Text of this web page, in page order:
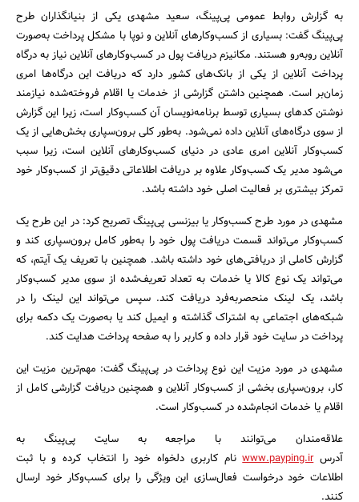
جستجو
به گزارش روابط عمومی پی‌پینگ، سعید مشهدی یکی از بنیانگذاران طرح
پی‌پینگ گفت: بسیاری از کسب‌وکارهای آنلاین و نوپا با مشکل پرداخت به‌صورت
آنلاین روبه‌رو هستند. مکانیزم دریافت پول در کسب‌وکارهای آنلاین نیاز به درگاه
پرداخت آنلاین از یکی از بانک‌های کشور دارد که دریافت این درگاه‌ها امری
زمان‌بر است. همچنین داشتن گزارشی از خدمات یا اقلام فروخته‌شده نیازمند
نوشتن کدهای بسیاری توسط برنامه‌نویسان آن کسب‌وکار است، زیرا این گزارش
از سوی درگاه‌های آنلاین داده نمی‌شود. به‌طور کلی برون‌سپاری بخش‌هایی از یک
کسب‌وکار آنلاین امری عادی در دنیای کسب‌وکارهای آنلاین است، زیرا سبب
می‌شود مدیر یک کسب‌وکار علاوه بر دریافت اطلاعاتی دقیق‌تر از کسب‌وکار خود
تمرکز بیشتری بر فعالیت اصلی خود داشته باشد.
مشهدی در مورد طرح کسب‌وکار یا بیزنسی پی‌پینگ تصریح کرد: در این طرح یک
کسب‌وکار می‌تواند قسمت دریافت پول خود را به‌طور کامل برون‌سپاری کند و
گزارش کاملی از دریافتی‌های خود داشته باشد. همچنین با تعریف یک آیتم، که
می‌تواند یک نوع کالا یا خدمات به تعداد تعریف‌شده از سوی مدیر کسب‌وکار
باشد، یک لینک منحصربه‌فرد دریافت کند. سپس می‌تواند این لینک را در
شبکه‌های اجتماعی به اشتراک گذاشته و ایمیل کند یا به‌صورت یک دکمه برای
پرداخت در سایت خود قرار داده و کاربر را به صفحه پرداخت هدایت کند.
مشهدی در مورد مزیت این نوع پرداخت در پی‌پینگ گفت: مهم‌ترین مزیت این
کار، برون‌سپاری بخشی از کسب‌وکار آنلاین و همچنین دریافت گزارشی کامل از
اقلام یا خدمات انجام‌شده در کسب‌وکار است.
علاقه‌مندان می‌توانند با مراجعه به سایت پی‌پینگ به
آدرسwww.payping.irنام کاربری دلخواه خود را انتخاب کرده و با ثبت
اطلاعات خود درخواست فعال‌سازی این ویژگی را برای کسب‌وکار خود ارسال
کنند.